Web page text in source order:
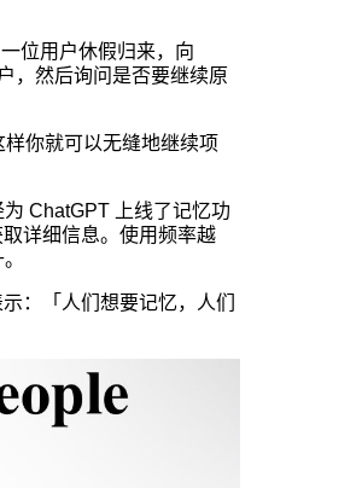
位用户休假归来，向
，然后询问是否要继续原
你就可以无缝地继续项
ChatGPT 上线了记忆功
详细信息。使用频率越
：「人们想要记忆，人们